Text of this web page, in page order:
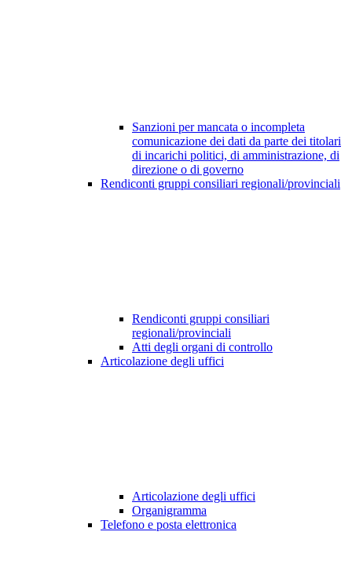
Sanzioni per mancata o incompleta
comunicazione dei dati da parte dei titolari
di incarichi politici, di amministrazione, di
direzione o di governo
Rendiconti gruppi consiliari regionali/provinciali
Rendiconti gruppi consiliari
regionali/provinciali
Atti degli organi di controllo
Articolazione degli uffici
Articolazione degli uffici
Organigramma
Telefono e posta elettronica